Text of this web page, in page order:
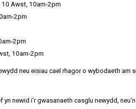
10 Awst, 10am-2pm
2pm
2pm
10am-2pm
neu eisiau cael rhagor o wybodaeth am
newid i'r gwasanaeth casglu newydd,
cerbydau, peirianneg, neu
o gynnal a rheoli fflyd o